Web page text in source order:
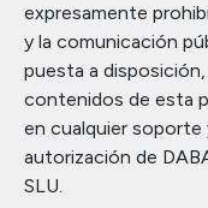
expresamente
y la comunicación
puesta a
contenidos de esta
en cualquier soporte
autorización de
SLU.